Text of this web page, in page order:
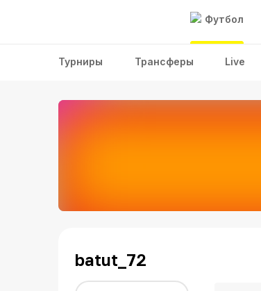
Футбол
Турниры Трансферы Live
batut_72